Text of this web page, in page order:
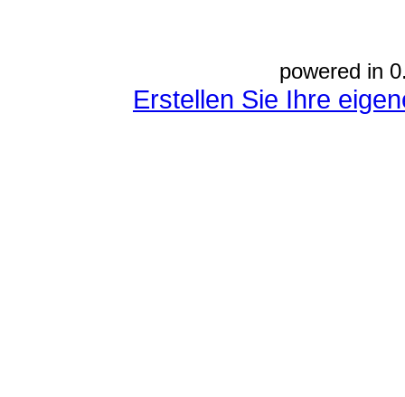
powered in
Erstellen Sie Ihre